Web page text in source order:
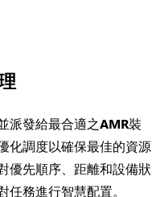
派發給最合適之AMR裝
化調度以確保最佳的資源
優先順序、距離和設備狀
任務進行智慧配置。